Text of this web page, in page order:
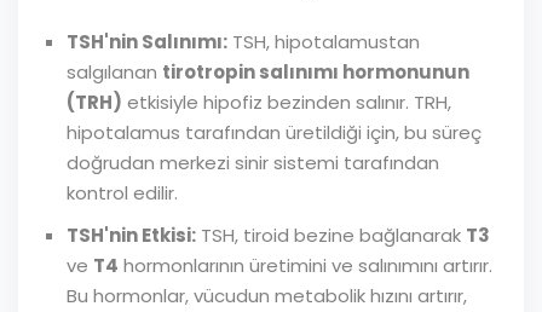
TSH'nin Salınımı: TSH, hipotalamustan
salgılanan tirotropin salınımı hormonunun
(TRH) etkisiyle hipofiz bezinden salınır. TRH,
hipotalamus tarafından üretildiği için, bu süreç
doğrudan merkezi sinir sistemi tarafından
kontrol edilir.
TSH'nin Etkisi: TSH, tiroid bezine bağlanarak T3
ve T4 hormonlarının üretimini ve salınımını artırır.
Bu hormonlar, vücudun metabolik hızını artırır,